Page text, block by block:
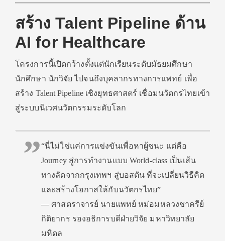
สร้าง Talent Pipeline ด้าน
AI for Healthcare
โครงการนี้เปิดกว้างตั้งแต่นักเรียนระดับมัธยมศึกษา
นักศึกษา นักวิจัย ไปจนถึงบุคลากรทางการแพทย์ เพื่อ
สร้าง Talent Pipeline เชิงยุทธศาสตร์ เชื่อมนวัตกรไทยเข้า
สู่ระบบนิเวศนวัตกรรมระดับโลก
“นี่ไม่ใช่แค่การแข่งขันเพื่อหาผู้ชนะ แต่คือ
Journey สู่การทำงานแบบ World-class เป็นเส้น
ทางลัดจากกรุงเทพฯ สู่บอสตัน ที่จะเปลี่ยนวิธีคิด
และสร้างโอกาสให้กับนวัตกรไทย”
— ศาสตราจารย์ นายแพทย์ หม่อมหลวงชาครีย์
กิติยากร รองอธิการบดีฝ่ายวิจัย มหาวิทยาลัย
มหิดล